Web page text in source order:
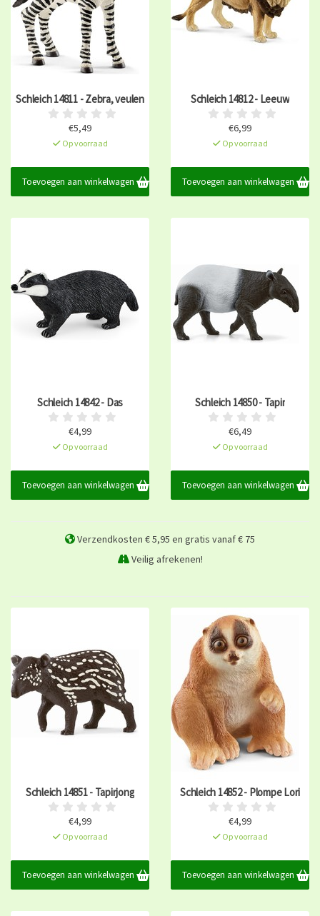
Schleich 14811 - Zebra, veulen
€5,49
Op voorraad
Toevoegen aan winkelwagen
Schleich 14812 - Leeuw
€6,99
Op voorraad
Toevoegen aan winkelwagen
Schleich 14842 - Das
€4,99
Op voorraad
Toevoegen aan winkelwagen
Schleich 14850 - Tapir
€6,49
Op voorraad
Toevoegen aan winkelwagen
Verzendkosten € 5,95 en gratis vanaf € 75
Veilig afrekenen!
Schleich 14851 - Tapirjong
€4,99
Op voorraad
Toevoegen aan winkelwagen
Schleich 14852 - Plompe Lori
€4,99
Op voorraad
Toevoegen aan winkelwagen